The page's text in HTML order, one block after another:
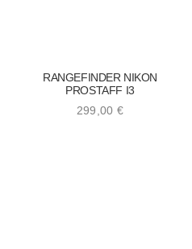
299,00 €
RANGEFINDER NIKON
PROSTAFF I3